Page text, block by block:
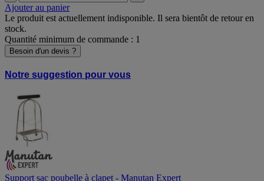
-
Ajouter au panier
Le produit est actuellement indisponible. Il sera bientôt de retour en
stock.
Quantité minimum de commande : 1